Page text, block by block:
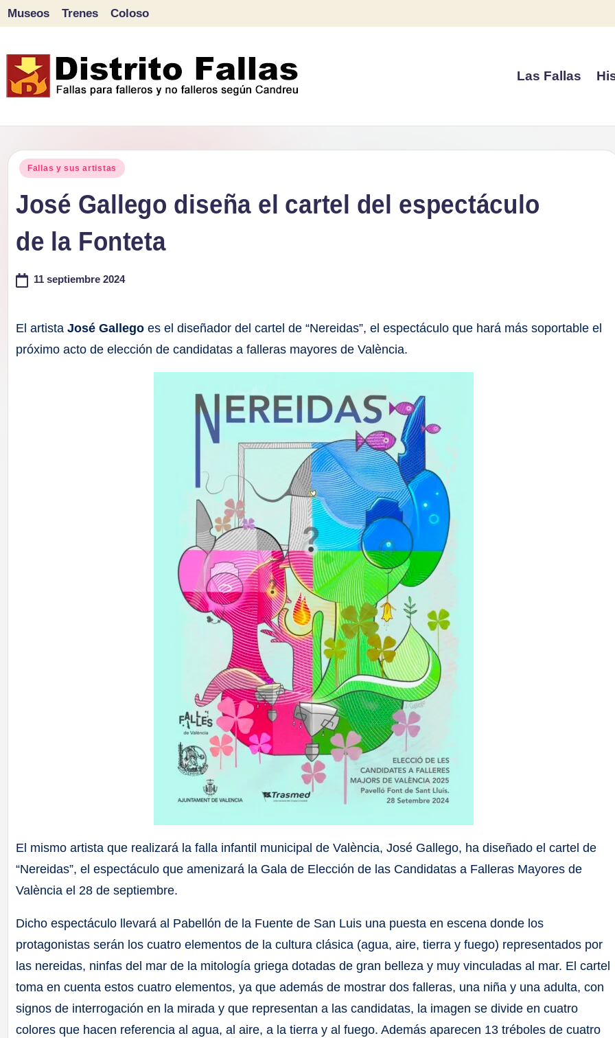
contenido
Museos Trenes Coloso
Las Fallas
Publicado
Fallas y sus artistas
José Gallego diseña el cartel del espectáculo
de la Fonteta
11 septiembre 2024
El artistaJosé Gallego es el diseñador del cartel de “Nereidas”, el espectáculo que hará más soportable el
próximo acto de elección de candidatas a falleras mayores de València.
El mismo artista que realizará la falla infantil municipal de València, José Gallego, ha diseñado el cartel de
“Nereidas”, el espectáculo que amenizará la Gala de Elección de las Candidatas a Falleras Mayores de
València el 28 de septiembre.
Dicho espectáculo llevará al Pabellón de la Fuente de San Luis una puesta en escena donde los
protagonistas serán los cuatro elementos de la cultura clásica (agua, aire, tierra y fuego) representados por
las nereidas, ninfas del mar de la mitología griega dotadas de gran belleza y muy vinculadas al mar. El cartel
toma en cuenta estos cuatro elementos, ya que además de mostrar dos falleras, una niña y una adulta, con
signos de interrogación en la mirada y que representan a las candidatas, la imagen se divide en cuatro
colores que hacen referencia al agua, al aire, a la tierra y al fuego. Además aparecen 13 tréboles de cuatro